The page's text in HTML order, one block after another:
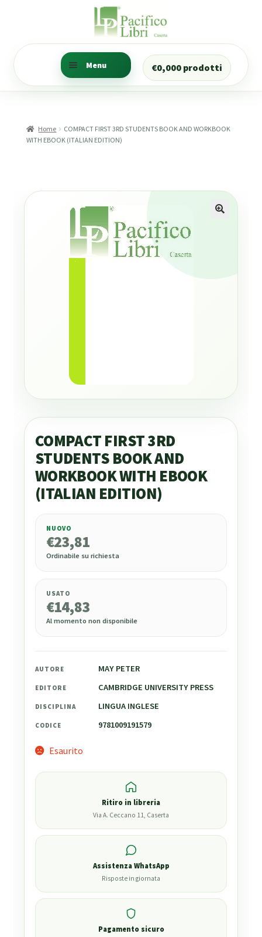
navigazione
contenuto
Menu
classe
Numeratore
€0,000 prodotti
Home
COMPACT FIRST 3RD STUDENTS BOOK AND WORKBOOK
WITH EBOOK (ITALIAN EDITION)
COMPACT FIRST 3RD
STUDENTS BOOK AND
WORKBOOK WITH EBOOK
(ITALIAN EDITION)
23,81
NUOVO
€23,81
Ordinabile su richiesta
USATO
€14,83
Al momento non disponibile
AUTORE MAY PETER
EDITORE CAMBRIDGE UNIVERSITY PRESS
DISCIPLINA LINGUA INGLESE
CODICE 9781009191579
Esaurito
Ritiro in libreria
Via A. Ceccano 11, Caserta
Assistenza WhatsApp
Risposte in giornata
Pagamento sicuro